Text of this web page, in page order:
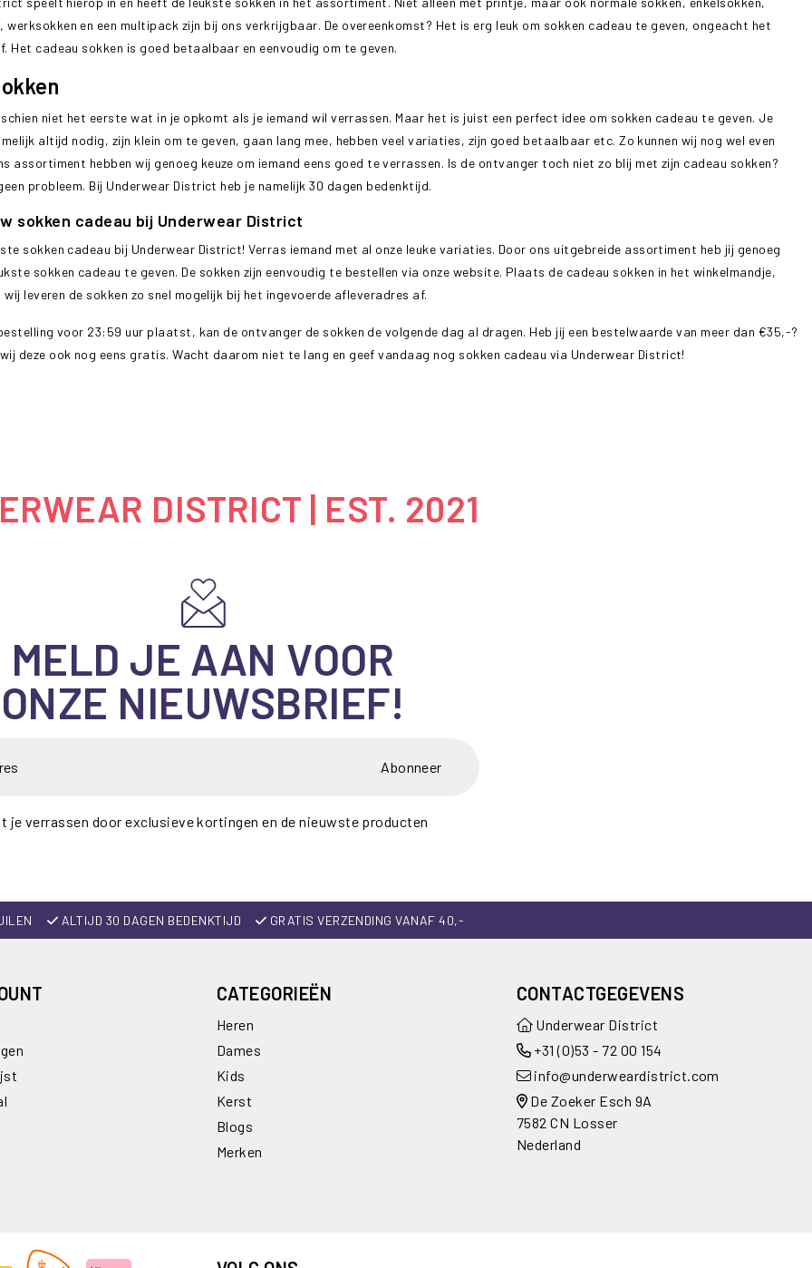
werksokken en een multipack zijn bij ons verkrijgbaar. De overeenkomst? Het is erg leuk om sokken cadeau te geven, ongeacht het
Het cadeau sokken is goed betaalbaar en eenvoudig om te geven.
niet het eerste wat in je opkomt als je iemand wil verrassen. Maar het is juist een perfect idee om sokken cadeau te geven. Je
altijd nodig, zijn klein om te geven, gaan lang mee, hebben veel variaties, zijn goed betaalbaar etc. Zo kunnen wij nog wel even
assortiment hebben wij genoeg keuze om iemand eens goed te verrassen. Is de ontvanger toch niet zo blij met zijn cadeau sokken?
probleem. Bij Underwear District heb je namelijk 30 dagen bedenktijd.
sokken cadeau bij Underwear District
sokken cadeau bij Underwear District! Verras iemand met al onze leuke variaties. Door ons uitgebreide assortiment heb jij genoeg
sokken cadeau te geven. De sokken zijn eenvoudig te bestellen via onze website. Plaats de cadeau sokken in het winkelmandje,
leveren de sokken zo snel mogelijk bij het ingevoerde afleveradres af.
voor 23:59 uur plaatst, kan de ontvanger de sokken de volgende dag al dragen. Heb jij een bestelwaarde van meer dan €35,-?
wij deze ook nog eens gratis. Wacht daarom niet te lang en geef vandaag nog sokken cadeau via Underwear District!
DISTRICT | EST. 2021
MELD JE AAN VOOR
ONZE NIEUWSBRIEF!
Abonneer
je verrassen door exclusieve kortingen en de nieuwste producten
ALTIJD 30 DAGEN BEDENKTIJD GRATIS VERZENDING VANAF 40,-
CATEGORIEËN
Heren
Dames
Kids
Kerst
Blogs
Merken
CONTACTGEGEVENS
Underwear District
+31 (0)53 - 72 00 154
info@underweardistrict.com
De Zoeker Esch 9A
7582 CN Losser
Nederland